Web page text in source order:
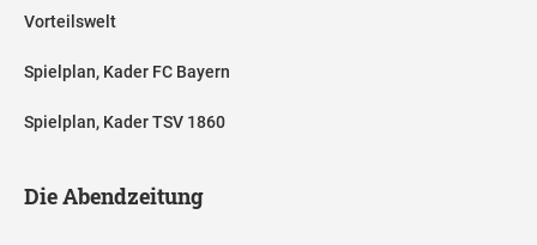
Vorteilswelt
Spielplan, Kader FC Bayern
Spielplan, Kader TSV 1860
Die Abendzeitung